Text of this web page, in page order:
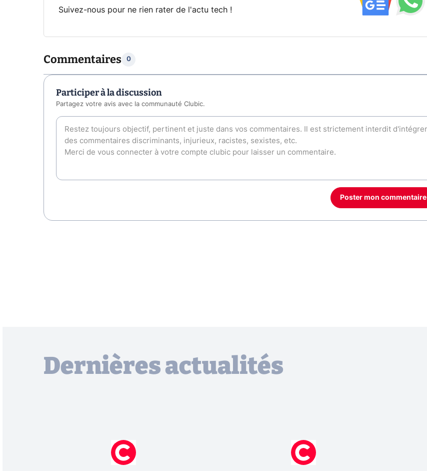
Suivez-nous pour ne rien rater de l'actu tech !
Commentaires 0
Participer à la discussion
Partagez votre avis avec la communauté Clubic.
Poster mon commentaire
Dernières actualités